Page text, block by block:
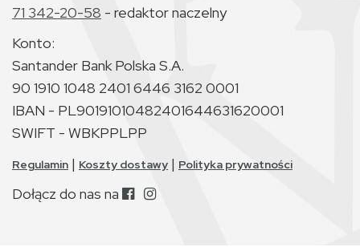
71 342-20-58 - redaktor naczelny
Konto:
Santander Bank Polska S.A.
90 1910 1048 2401 6446 3162 0001
IBAN - PL90191010482401644631620001
SWIFT - WBKPPLPP
Regulamin | Koszty dostawy | Polityka prywatności
Dołącz do nas na